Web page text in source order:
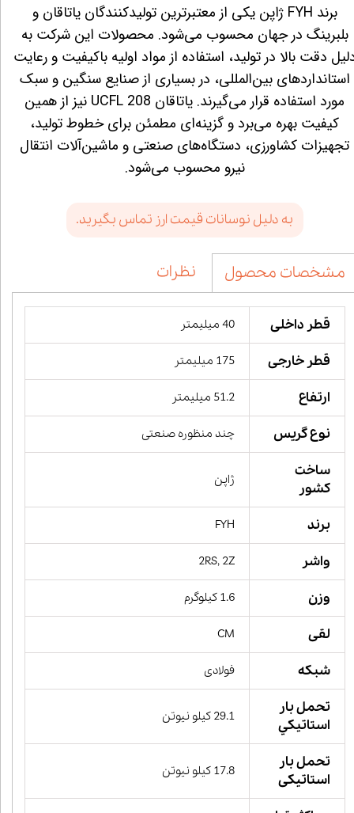
برند FYH ژاپن یکی از معتبرترین تولیدکنندگان یاتاقان و
بلبرینگ در جهان محسوب می‌شود. محصولات این شرکت به
دقت بالا در تولید، استفاده از مواد اولیه باکیفیت و رعایت
استانداردهای بین‌المللی، در بسیاری از صنایع سنگین و سبک
مورد استفاده قرار می‌گیرند. یاتاقان UCFL 208 نیز از همین
کیفیت بهره می‌برد و گزینه‌ای مطمئن برای خطوط تولید،
تجهیزات کشاورزی، دستگاه‌های صنعتی و ماشین‌آلات انتقال
نیرو محسوب می‌شود.
به دلیل نوسانات قیمت ارز تماس بگیرید.
مشخصات محصول نظرات
قطر داخلی 40 میلیمتر
قطر خارجی 175 میلیمتر
ارتفاع 51.2 میلیمتر
نوع گریس چند منظوره صنعتی
ساخت
کشور
ژاپن
برند FYH
واشر 2RS, 2Z
وزن 1.6 کیلوگرم
لقی CM
شبکه فولادی
تحمل بار
استاتيكي
29.1 کیلو نیوتن
تحمل بار
استاتیکی
17.8 کیلو نیوتن